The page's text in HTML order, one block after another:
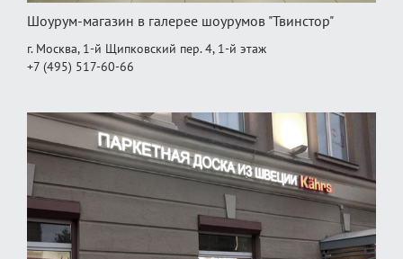
Шоурум-магазин в галерее шоурумов "Твинстор"
г. Москва, 1-й Щипковский пер. 4, 1‑й этаж
+7 (495) 517-60-66